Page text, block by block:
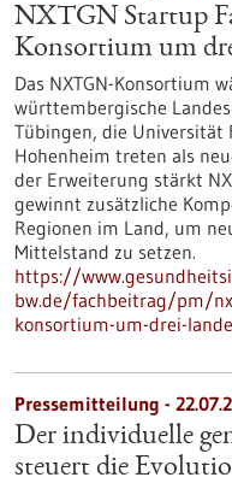
NXTGN Startup
Konsortium um
Das NXTGN-Konsortium
württembergische
Tübingen, die
Hohenheim treten als
der Erweiterung stärkt
gewinnt zusätzliche
Regionen im Land, um
Mittelstand zu setzen.
https://
bw.de/fachbeitrag/pm/
konsortium-um-drei-
Pressemitteilung -
Der individuelle
steuert die